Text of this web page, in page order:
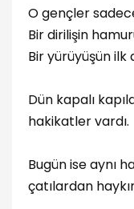
O gençler
Bir dirilişin
Bir yürüyüşün ilk
Dün kapalı
hakikatler vardı.
Bugün ise aynı
çatılardan